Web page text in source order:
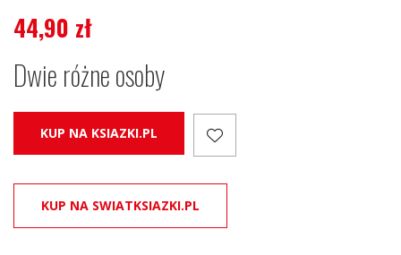
44,90 zł
Dwie różne osoby
KUP NA KSIAZKI.PL
KUP NA SWIATKSIAZKI.PL